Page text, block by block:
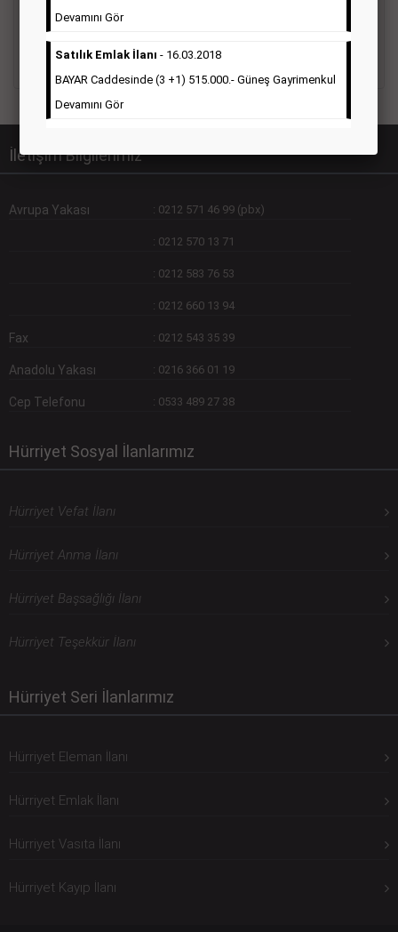
olmak üzere bütün sektörler bu ilan türünü tercih
Detaylı Bilgi & İlan Örnekleri
İletişim Bilgilerimiz
Avrupa Yakası : 0212 571 46 99 (pbx)
: 0212 570 13 71
: 0212 583 76 53
: 0212 660 13 94
Fax : 0212 543 35 39
Anadolu Yakası : 0216 366 01 19
Cep Telefonu : 0533 489 27 38
Hürriyet Sosyal İlanlarımız
Hürriyet Vefat İlanı
Hürriyet Anma İlanı
Hürriyet Başsağlığı İlanı
Hürriyet Teşekkür İlanı
Hürriyet Seri İlanlarımız
Hürriyet Eleman İlanı
Hürriyet Emlak İlanı
Hürriyet Vasıta İlanı
Hürriyet Kayıp İlanı
Devamını Gör
Satılık Emlak İlanı - 16.03.2018
BAYAR Caddesinde (3 +1) 515.000.- Güneş Gayrimenkul
Devamını Gör